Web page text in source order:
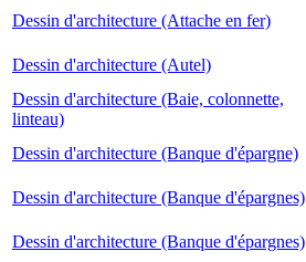
Dessin d'architecture (Attache en fer)
Dessin d'architecture (Autel)
Dessin d'architecture (Baie, colonnette,
linteau)
Dessin d'architecture (Banque d'épargne)
Dessin d'architecture (Banque d'épargnes)
Dessin d'architecture (Banque d'épargnes)